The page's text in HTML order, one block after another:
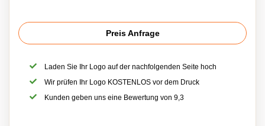
Preis Anfrage
Laden Sie Ihr Logo auf der nachfolgenden Seite hoch
Wir prüfen Ihr Logo KOSTENLOS vor dem Druck
Kunden geben uns eine Bewertung von 9,3